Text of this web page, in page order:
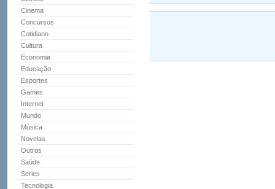
Cinema
Concursos
Cotidiano
Cultura
Economia
Educação
Esportes
Games
Internet
Mundo
Música
Novelas
Outros
Saúde
Series
Tecnologia